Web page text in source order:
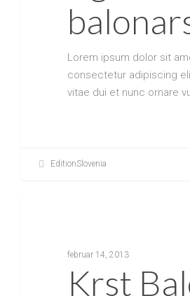
Lorem ipsum dolor sit
consectetur adipiscing
vitae dui et nunc ornare
EditionSlovenia
februar 14, 2013
Krst